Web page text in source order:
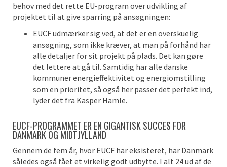
behov med det rette EU-program over udvikling af
projektet til at give sparring på ansøgningen:
EUCF udmærker sig ved, at det er en overskuelig
ansøgning, som ikke kræver, at man på forhånd har
alle detaljer for sit projekt på plads. Det kan gøre
det lettere at gå til. Samtidig har alle danske
kommuner energieffektivitet og energiomstilling
som en prioritet, så også her passer det perfekt ind,
lyder det fra Kasper Hamle.
EUCF-PROGRAMMET ER EN GIGANTISK SUCCES FOR
DANMARK OG MIDTJYLLAND
Gennem de fem år, hvor EUCF har eksisteret, har Danmark
således også fået et virkelig godt udbytte. I alt 24 ud af de